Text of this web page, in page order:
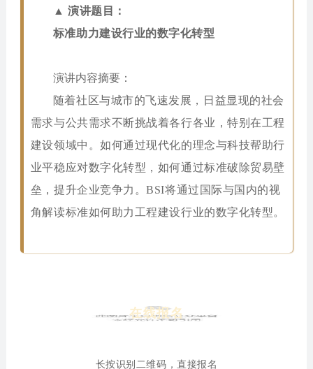
▲ 演讲题目：
标准助力建设行业的数字化转型
演讲内容摘要：
随着社区与城市的飞速发展，日益显现的社会
需求与公共需求不断挑战着各行各业，特别在工程
建设领域中。如何通过现代化的理念与科技帮助行
业平稳应对数字化转型，如何通过标准破除贸易壁
垒，提升企业竞争力。BSI将通过国际与国内的视
角解读标准如何助力工程建设行业的数字化转型。
在线报名
长按识别二维码，直接报名